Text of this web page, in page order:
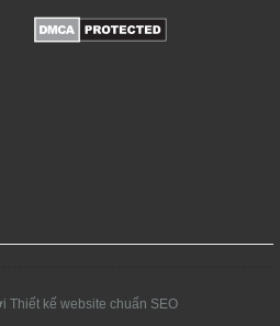
Thiết kế website chuẩn SEO